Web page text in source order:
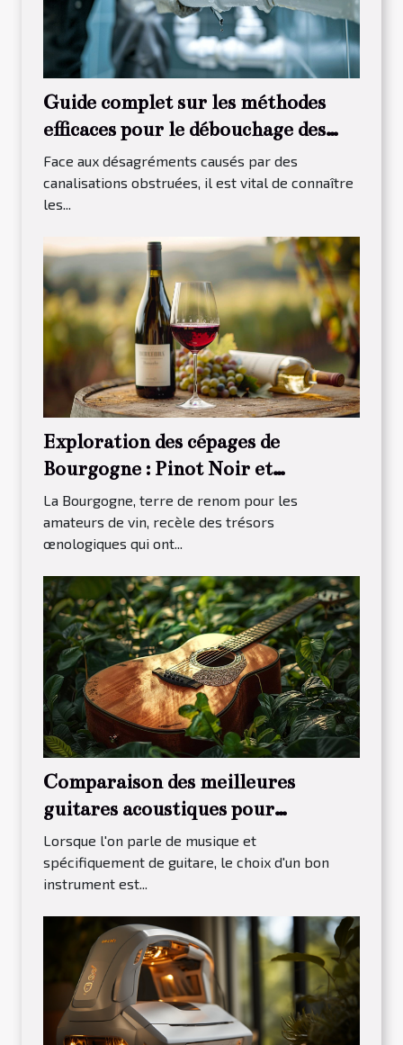
Guide complet sur les méthodes
efficaces pour le débouchage des
canalisations
Face aux désagréments causés par des
canalisations obstruées, il est vital de connaître
les...
Exploration des cépages de
Bourgogne : Pinot Noir et
Chardonnay
La Bourgogne, terre de renom pour les
amateurs de vin, recèle des trésors
œnologiques qui ont...
Comparaison des meilleures
guitares acoustiques pour
débutants en 2023
Lorsque l'on parle de musique et
spécifiquement de guitare, le choix d'un bon
instrument est...